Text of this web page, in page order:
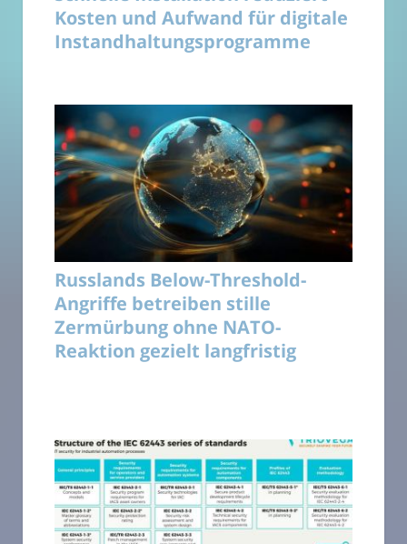
Kosten und Aufwand für digitale
Instandhaltungsprogramme
Russlands Below-Threshold-
Angriffe betreiben stille
Zermürbung ohne NATO-
Reaktion gezielt langfristig